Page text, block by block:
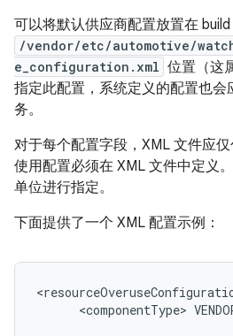
可以将默认供应商配置放置在
/vendor/etc/automotive/
e_configuration.xml 位置（这
指定此配置，系统定义的配置也会
务。
对于每个配置字段，XML 文件应
使用配置必须在 XML 文件中定义
单位进行指定。
下面提供了一个 XML 配置示例：
<
<componentType>